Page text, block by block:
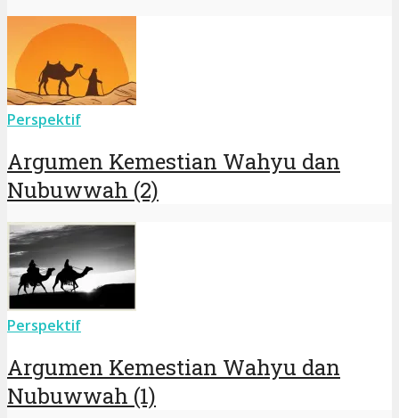
Perspektif
Argumen Kemestian Wahyu dan
Nubuwwah (2)
Perspektif
Argumen Kemestian Wahyu dan
Nubuwwah (1)